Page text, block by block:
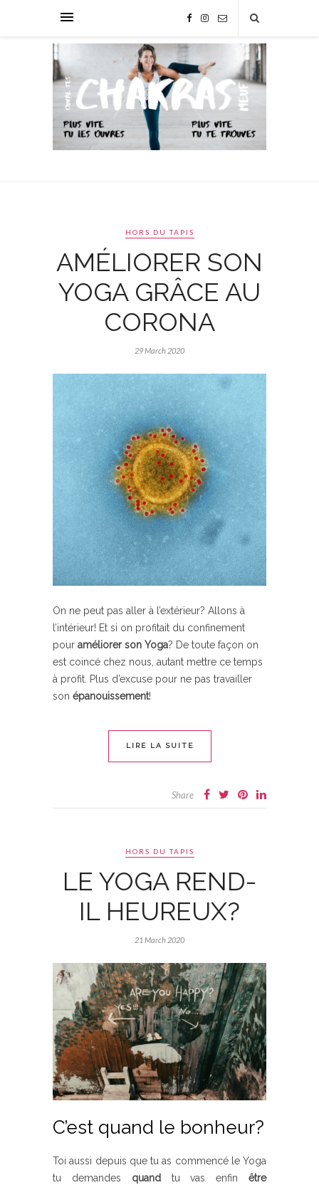
HORS DU TAPIS
AMÉLIORER SON
YOGA GRÂCE AU
CORONA
29 March 2020
On ne peut pas aller à l’extérieur? Allons à
l’intérieur! Et si on profitait du confinement
pour améliorer son Yoga? De toute façon on
est coincé chez nous, autant mettre ce temps
à profit. Plus d’excuse pour ne pas travailler
son épanouissement!
LIRE LA SUITE
Share
HORS DU TAPIS
LE YOGA REND-
IL HEUREUX?
21 March 2020
C’est quand le bonheur?
Toi aussi depuis que tu as commencé le Yoga
tu demandes quandtu vas enfinêtre